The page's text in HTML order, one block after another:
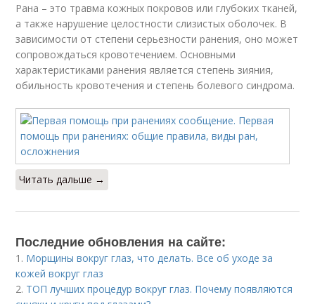
Рана – это травма кожных покровов или глубоких тканей,
а также нарушение целостности слизистых оболочек. В
зависимости от степени серьезности ранения, оно может
сопровождаться кровотечением. Основными
характеристиками ранения является степень зияния,
обильность кровотечения и степень болевого синдрома.
Читать дальше →
Последние обновления на сайте:
1. Морщины вокруг глаз, что делать. Все об уходе за
кожей вокруг глаз
2. ТОП лучших процедур вокруг глаз. Почему появляются